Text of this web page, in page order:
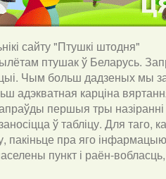
сайту "Птушкі штодня"
птушак ў Беларусь.
Чым больш дадзеных мы
адэкватная карціна
першыя тры
ў табліцу. Для таго,
пакіньце пра яго
пункт і раён-